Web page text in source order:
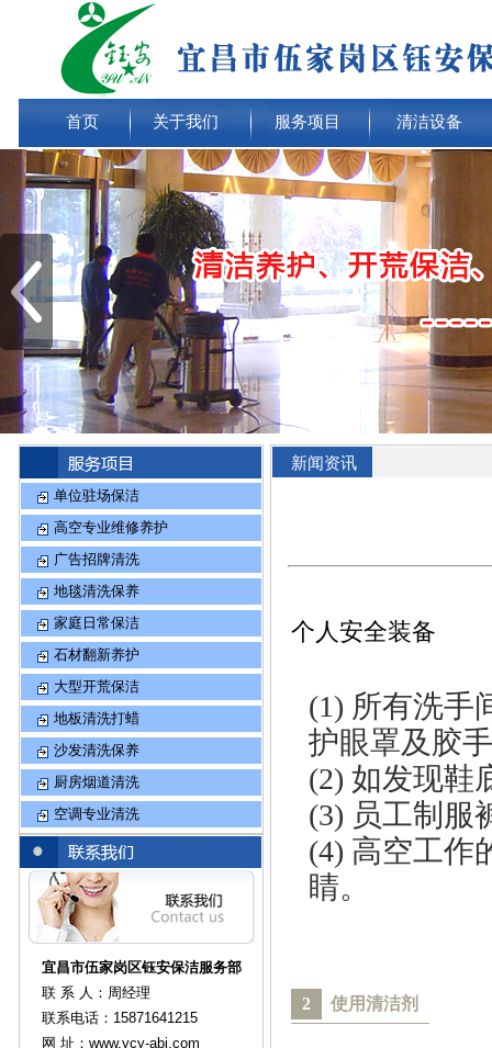
首页 关于我们 服务项目 清洁设备
单位驻场保洁
高空专业维修养护
广告招牌清洗
地毯清洗保养
家庭日常保洁
石材翻新养护
大型开荒保洁
地板清洗打蜡
沙发清洗保养
厨房烟道清洗
空调专业清洗
宜昌市伍家岗区钰安保洁服务部
联 系 人：周经理
联系电话：15871641215
网 址：www.ycy-abj.com
新闻资讯
个人安全装备
(1) 所有洗手
护眼罩及胶
(2) 如发现鞋
(3) 员工制服
(4) 高空工作
睛。
2 使用清洁剂